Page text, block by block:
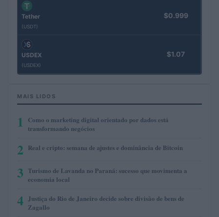
Tether
(USDT)
$0.999
USDEX
(USDEX)
$1.07
MAIS LIDOS
1
Como o marketing digital orientado por dados está
transformando negócios
2 Real e cripto: semana de ajustes e dominância de Bitcoin
3 Turismo de Lavanda no Paraná: sucesso que movimenta a
economia local
4
Justiça do Rio de Janeiro decide sobre divisão de bens de
Zagallo